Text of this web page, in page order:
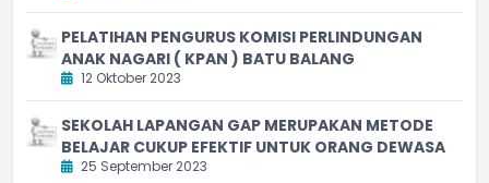
PELATIHAN PENGURUS KOMISI PERLINDUNGAN
ANAK NAGARI ( KPAN ) BATU BALANG
12 Oktober 2023
SEKOLAH LAPANGAN GAP MERUPAKAN METODE
BELAJAR CUKUP EFEKTIF UNTUK ORANG DEWASA
25 September 2023